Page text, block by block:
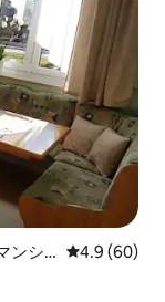
ンシ
レビュー60
4.9 (60)